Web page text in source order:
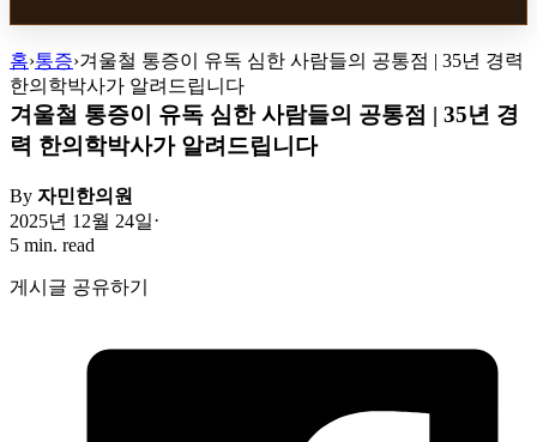
홈›통증›겨울철 통증이 유독 심한 사람들의 공통점 | 35년 경력
한의학박사가 알려드립니다
겨울철 통증이 유독 심한 사람들의 공통점 | 35년 경
력 한의학박사가 알려드립니다
By 자민한의원
2025년 12월 24일
5 min. read
게시글 공유하기